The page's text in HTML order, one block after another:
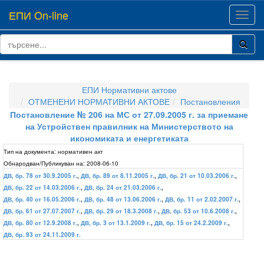
ЕПИ On-line
ЕПИ Нормативни актове
ОТМЕНЕНИ НОРМАТИВНИ АКТОВЕ
Постановления
Постановление № 206 на МС от 27.09.2005 г. за приемане
на Устройствен правилник на Министерството на
икономиката и енергетиката
Тип на документа: нормативен акт
Обнародван/Публикуван на: 2008-06-10
ДВ, бр. 78 от 30.9.2005 г., ДВ, бр. 89 от 8.11.2005 г., ДВ, бр. 21 от 10.03.2006 г.,
ДВ, бр. 22 от 14.03.2006 г., ДВ, бр. 24 от 21.03.2006 г.,
ДВ, бр. 40 от 16.05.2006 г., ДВ, бр. 48 от 13.06.2006 г., ДВ, бр. 11 от 2.02.2007 г.,
ДВ, бр. 61 от 27.07.2007 г., ДВ, бр. 29 от 18.3.2008 г., ДВ, бр. 53 от 10.6.2008 г.,
ДВ, бр. 80 от 12.9.2008 г., ДВ, бр. 3 от 13.1.2009 г., ДВ, бр. 15 от 24.2.2009 г.,
ДВ, бр. 93 от 24.11.2009 г.